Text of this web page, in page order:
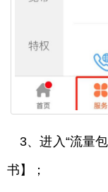
3、进入“流量
书】；